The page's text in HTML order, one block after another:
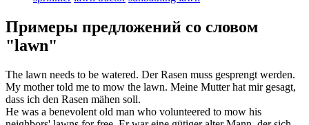
Примеры предложений со словом
"lawn"
The lawn needs to be watered. DerRasen muss gesprengt werden.
My mother told me to mow the lawn. Meine Mutter hat mir gesagt,
dass ich den Rasen mähen soll.
He was a benevolent old man who volunteered to mow his